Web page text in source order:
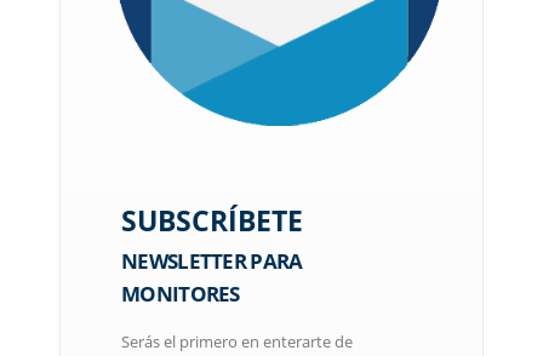
SUBSCRÍBETE
NEWSLETTER PARA
MONITORES
Serás el primero en enterarte de